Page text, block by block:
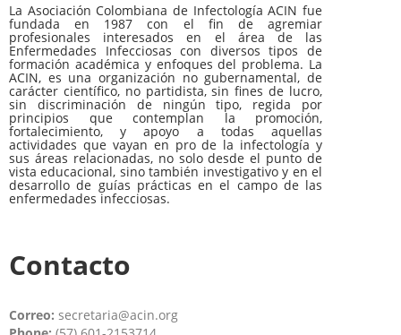
La Asociación Colombiana de Infectología ACIN fue
fundada en 1987 con el fin de agremiar
profesionales interesados en el área de las
Enfermedades Infecciosas con diversos tipos de
formación académica y enfoques del problema. La
ACIN, es una organización no gubernamental, de
carácter científico, no partidista, sin fines de lucro,
sin discriminación de ningún tipo, regida por
principios que contemplan la promoción,
fortalecimiento, y apoyo a todas aquellas
actividades que vayan en pro de la infectología y
sus áreas relacionadas, no solo desde el punto de
vista educacional, sino también investigativo y en el
desarrollo de guías prácticas en el campo de las
enfermedades infecciosas.
Contacto
Correo: secretaria@acin.org